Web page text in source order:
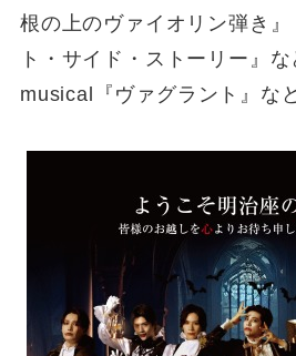
根の上のヴァイオリン弾き
ト・サイド・ストーリー』
musical『ヴァグラント』など